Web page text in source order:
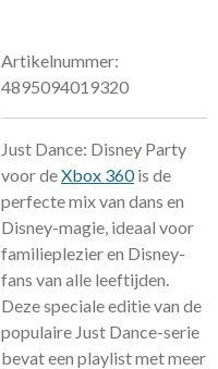
Artikelnummer:
4895094019320
Just Dance: Disney Party
voor deXbox 360is de
perfecte mix van dans en
Disney-magie, ideaal voor
familieplezier en Disney-
fans van alle leeftijden.
Deze speciale editie van de
populaire Just Dance-serie
bevat een playlist met meer